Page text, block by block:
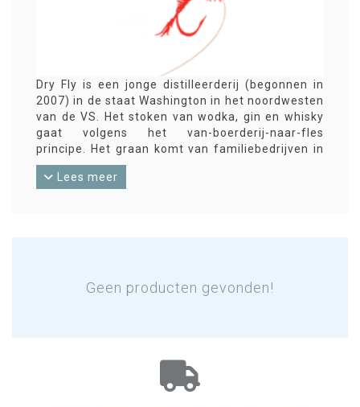
Dry Fly is een jonge distilleerderij (begonnen in
2007) in de staat Washington in het noordwesten
van de VS. Het stoken van wodka, gin en whisky
gaat volgens het van-boerderij-naar-fles
principe. Het graan komt van familiebedrijven in
de omgeving van de distilleerderij. De spirit wordt
ambachtelijk gestookt. Dry Fly maakt diverse
Lees meer
Geen producten gevonden!